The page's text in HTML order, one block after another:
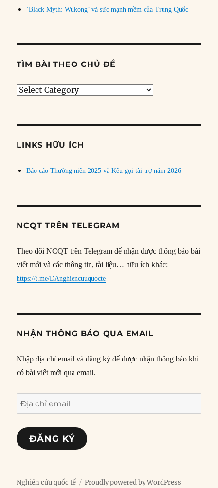
‘Black Myth: Wukong’ và sức mạnh mềm của Trung Quốc
TÌM BÀI THEO CHỦ ĐỀ
Tìm
đề
LINKS HỮU ÍCH
Báo cáo Thường niên 2025 và Kêu gọi tài trợ năm 2026
NCQT TRÊN TELEGRAM
Theo dõi NCQT trên Telegram để nhận được thông báo bài
viết mới và các thông tin, tài liệu… hữu ích khác:
https://t.me/DAnghiencuuquocte
NHẬN THÔNG BÁO QUA EMAIL
Nhập địa chỉ email và đăng ký để được nhận thông báo khi
có bài viết mới qua email.
Địa
chỉ
email
ĐĂNG KÝ
Nghiên cứu quốc tế Proudly powered by WordPress